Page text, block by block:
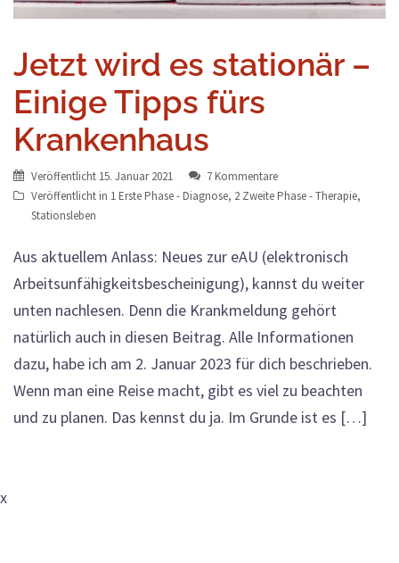
Jetzt wird es stationär –
Einige Tipps fürs
Krankenhaus
Veröffentlicht 15. Januar 2021
7 Kommentare
Veröffentlicht in 1 Erste Phase - Diagnose, 2 Zweite Phase - Therapie,
Stationsleben
Aus aktuellem Anlass: Neues zur eAU (elektronisch
Arbeitsunfähigkeitsbescheinigung), kannst du weiter
unten nachlesen. Denn die Krankmeldung gehört
natürlich auch in diesen Beitrag. Alle Informationen
dazu, habe ich am 2. Januar 2023 für dich beschrieben.
Wenn man eine Reise macht, gibt es viel zu beachten
und zu planen. Das kennst du ja. Im Grunde ist es […]
x